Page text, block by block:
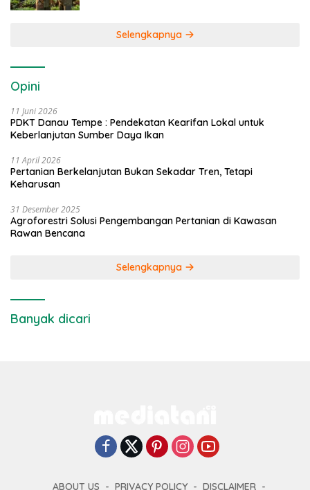
Selengkapnya
Opini
11 Juni 2026
PDKT Danau Tempe : Pendekatan Kearifan Lokal untuk
Keberlanjutan Sumber Daya Ikan
11 April 2026
Pertanian Berkelanjutan Bukan Sekadar Tren, Tetapi
Keharusan
31 Desember 2025
Agroforestri Solusi Pengembangan Pertanian di Kawasan
Rawan Bencana
Selengkapnya
Banyak dicari
ABOUT US PRIVACY POLICY DISCLAIMER